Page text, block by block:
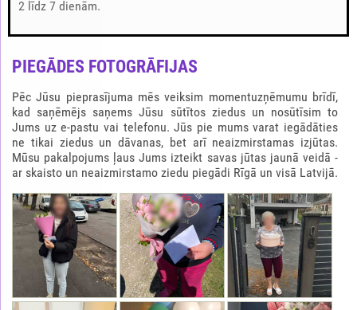
2 līdz 7 dienām.
PIEGĀDES FOTOGRĀFIJAS
Pēc Jūsu pieprasījuma mēs veiksim momentuzņēmumu brīdī,
kad saņēmējs saņems Jūsu sūtītos ziedus un nosūtīsim to
Jums uz e-pastu vai telefonu. Jūs pie mums varat iegādāties
ne tikai ziedus un dāvanas, bet arī neaizmirstamas izjūtas.
Mūsu pakalpojums ļaus Jums izteikt savas jūtas jaunā veidā -
ar skaisto un neaizmirstamo ziedu piegādi Rīgā un visā Latvijā.